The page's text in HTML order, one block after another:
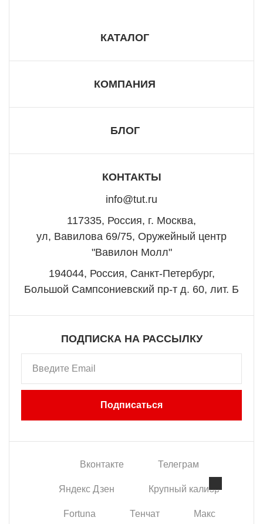
КАТАЛОГ
КОМПАНИЯ
БЛОГ
КОНТАКТЫ
info@tut.ru
117335, Россия, г. Москва,
ул, Вавилова 69/75, Оружейный центр
"Вавилон Молл"
194044, Россия, Санкт-Петербург,
Большой Сампсониевский пр-т д. 60, лит. Б
ПОДПИСКА НА РАССЫЛКУ
Подписаться
Вконтакте Телеграм
Яндекс Дзен Крупный калибр
Fortuna Тенчат Макс
Данный веб-сайт использует cookie-файлы
целях предоставления вам лучшего